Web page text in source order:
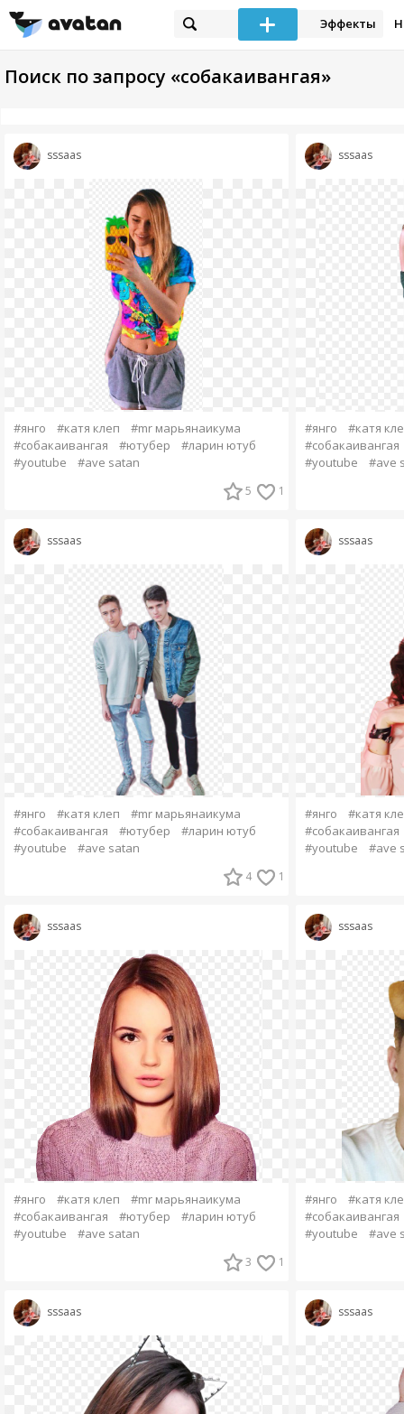
Эффекты
Поиск по запросу «собакаивангая»
sssaas
#янго #катя клеп
#mr марьянаикума
#собакаивангая
#ютубер
#ларин ютуб
#youtube
#ave satan
5 1
sssaas
#янго #катя клеп
#mr марьянаикума
#собакаивангая
#ютубер
#ларин ютуб
#youtube
#ave satan
4 1
sssaas
#янго #катя клеп
#mr марьянаикума
#собакаивангая
#ютубер
#ларин ютуб
#youtube
#ave satan
3 1
sssaas
sssaas
#янго
#катя
#собакаивангая
#youtube
#ave
sssaas
#янго
#катя
#собакаивангая
#youtube
#ave
sssaas
#янго
#катя
#собакаивангая
#youtube
#ave
sssaas